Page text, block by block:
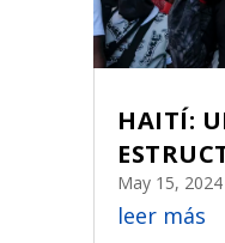
HAITÍ:
May 15, 2024
leer más